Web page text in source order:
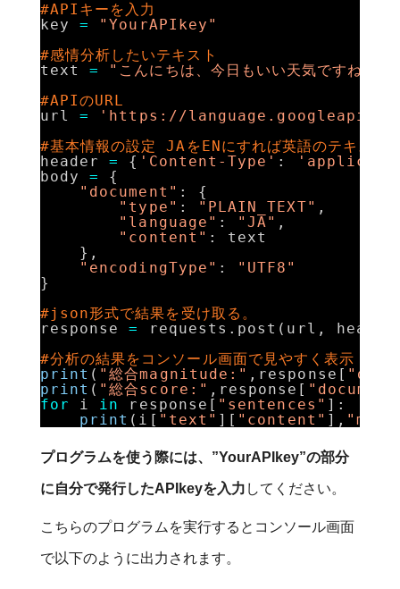
#APIキーを入力
key =
"YourAPIkey"
#感情分析したいテキスト
text =
"こんにちは、今日もいい天気ですね。
#APIのURL
url =
'https://
#基本情報の設定 JAをENにすれば英語のテキスト
header = { 'Content-Type' :
body =
{
"document" : {
"type" : "PLAIN_TEXT" ,
"language" : "JA" ,
"content" : text
},
"encodingType" : "UTF8"
}
#json形式で結果を受け取る。
response =
requests.post(url,
#分析の結果をコンソール画面で見やすく表示
print ( "総合magnitude:" ,response[
print ( "総合score:" ,response[
for
i in response[ "sentences" ]:
print (i[ "text" ][ "content" ],
プログラムを使う際には、”YourAPIkey”の部分
に自分で発行したAPIkeyを入力 してください。
こちらのプログラムを実行するとコンソール画面
で以下のように出力されます。